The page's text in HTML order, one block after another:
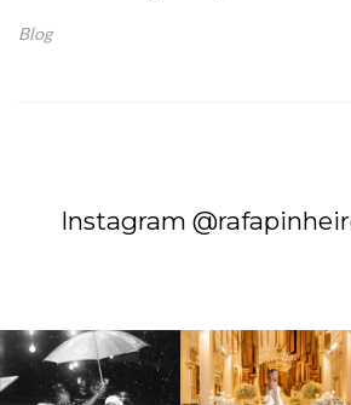
Blog
Instagram